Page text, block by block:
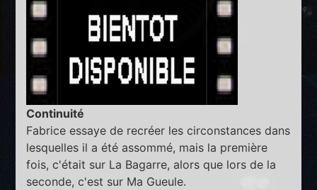
Continuité
Fabrice essaye de recréer les circonstances dans
lesquelles il a été assommé, mais la première
fois, c'était sur La Bagarre, alors que lors de la
seconde, c'est sur Ma Gueule.